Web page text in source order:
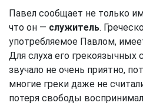
Павел сообщает не только
что он — служитель.
употребляемое Павлом,
Для слуха его грекоязычных
звучало не очень приятно,
многие греки даже не
потеря свободы